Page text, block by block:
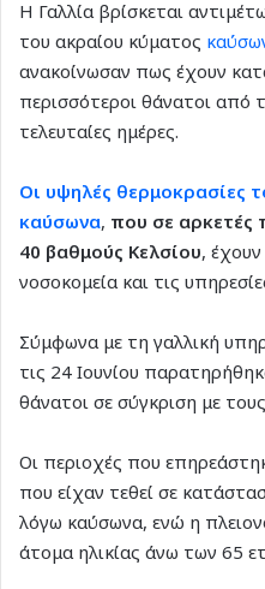
Η Γαλλία βρίσκεται
του ακραίου κύματος
ανακοίνωσαν πως έχουν
περισσότεροι θάνατοι από
τελευταίες ημέρες.
Οι υψηλές θερμοκρασίες
καύσωνα, που σε αρκετές
40 βαθμούς Κελσίου,
νοσοκομεία και τις
Σύμφωνα με τη γαλλική
τις 24 Ιουνίου
θάνατοι σε σύγκριση με
Οι περιοχές που
που είχαν τεθεί σε
λόγω καύσωνα, ενώ η
άτομα ηλικίας άνω των 65